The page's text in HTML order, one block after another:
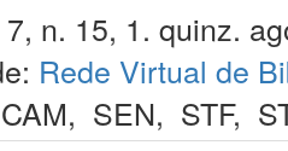
n. 15, 1. quinz.
Rede Virtual de
CAM, SEN, STF,